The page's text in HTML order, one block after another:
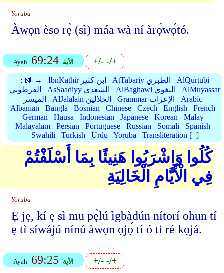
Yoruba
Àwọn èso rẹ̀ (sì) máa wà ní àrọ́wọ́tó.
Ayah 69:24 الأية +/--/+
: 📗 → IbnKathir ابن كثير AtTabariy الطبري
AlQurtubi
القرطوبي
AsSaadiyy السعدي AlBaghawi البغوي
AlMuyassar
الميسر
AlJalalain الجلالين Grammar الإعراب
Arabic
Albanian
Bangla Bosnian Chinese Czech English
French
German
Hausa Indonesian Japanese Korean
Malay
Malayalam
Persian Portuguese Russian Somali
Spanish
Swahili
Turkish Urdu Yoruba Transliteration [+]
كُلُوا وَاشْرَبُوا هَنِيئًا بِمَا أَسْلَفْتُمْ
فِي الْأَيَّامِ الْخَالِيَةِ
Yoruba
Ẹ jẹ, kí ẹ sì mu pẹ̀lú ìgbàdún nítorí ohun tí
ẹ tì síwájú nínú àwọn ọjọ́ tí ó ti ré kọjá.
Ayah 69:25 الأية +/--/+